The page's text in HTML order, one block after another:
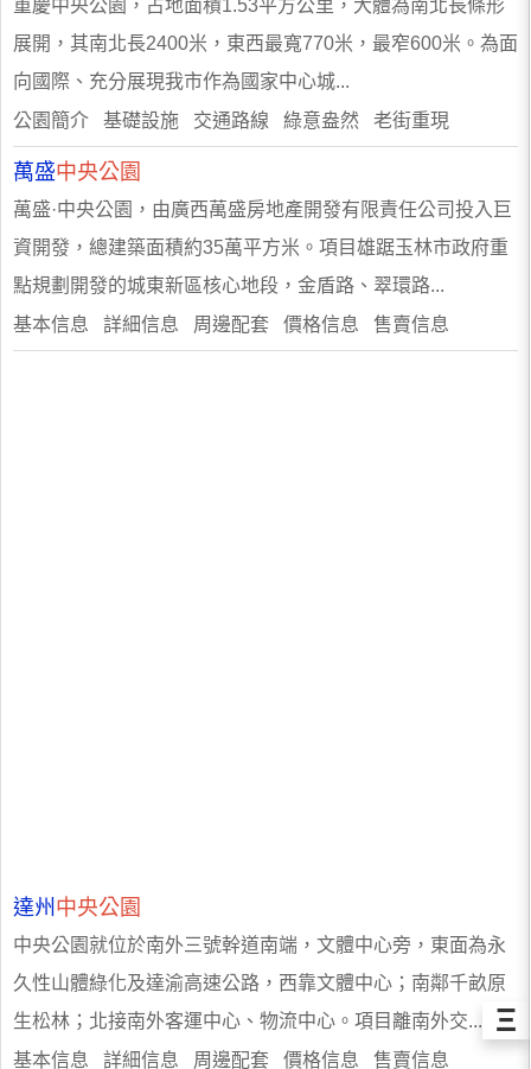
重慶中央公園，占地面積1.53平方公里，大體為南北長條形
展開，其南北長2400米，東西最寬770米，最窄600米。為面
向國際、充分展現我市作為國家中心城...
公園簡介 基礎設施 交通路線 綠意盎然 老街重現
萬盛中央公園
萬盛·中央公園，由廣西萬盛房地產開發有限責任公司投入巨
資開發，總建築面積約35萬平方米。項目雄踞玉林市政府重
點規劃開發的城東新區核心地段，金盾路、翠環路...
基本信息 詳細信息 周邊配套 價格信息 售賣信息
達州 中央公園
中央公園就位於南外三號幹道南端，文體中心旁，東面為永
久性山體綠化及達渝高速公路，西靠文體中心；南鄰千畝原
生松林；北接南外客運中心、物流中心。項目離南外交...
基本信息 詳細信息 周邊配套 價格信息 售賣信息
Ξ